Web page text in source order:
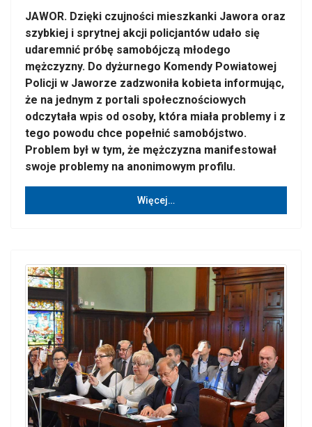
JAWOR. Dzięki czujności mieszkanki Jawora oraz
szybkiej i sprytnej akcji policjantów udało się
udaremnić próbę samobójczą młodego
mężczyzny. Do dyżurnego Komendy Powiatowej
Policji w Jaworze zadzwoniła kobieta informując,
że na jednym z portali społecznościowych
odczytała wpis od osoby, która miała problemy i z
tego powodu chce popełnić samobójstwo.
Problem był w tym, że mężczyzna manifestował
swoje problemy na anonimowym profilu.
Więcej…